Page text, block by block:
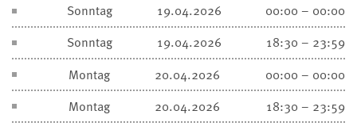
Sonntag
19.04.2026
00:00 – 00:00
Sonntag
19.04.2026
18:30 – 23:59
Montag
20.04.2026
00:00 – 00:00
Montag
20.04.2026
18:30 – 23:59